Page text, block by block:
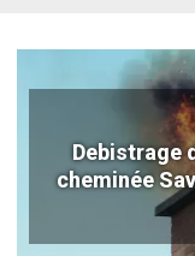
Debistrage
cheminée